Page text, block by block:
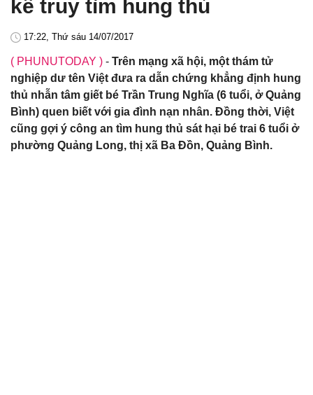
kế truy tìm hung thủ
17:22, Thứ sáu 14/07/2017
( PHUNUTODAY ) - Trên mạng xã hội, một thám tử
nghiệp dư tên Việt đưa ra dẫn chứng khẳng định hung
thủ nhẫn tâm giết bé Trần Trung Nghĩa (6 tuổi, ở Quảng
Bình) quen biết với gia đình nạn nhân. Đồng thời, Việt
cũng gợi ý công an tìm hung thủ sát hại bé trai 6 tuổi ở
phường Quảng Long, thị xã Ba Đồn, Quảng Bình.